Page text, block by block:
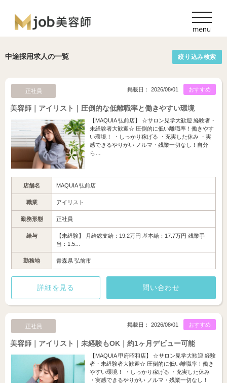
中途採用求人の一覧 絞り込み検索
正社員 おすすめ
掲載日： 2026/08/01
美容師｜アイリスト｜圧倒的な低離職率と働きやすい環境
【MAQUIA 弘前店】 ☆サロン見学大歓迎 経験者・
未経験者大歓迎☆ 圧倒的に低い離職率！働きやす
い環境！ ・しっかり稼げる ・充実した休み ・実
感できるやりがい ノルマ・残業一切なし！自分
ら…
店舗名 MAQUIA 弘前店
職業 アイリスト
勤務形態 正社員
給与
【未経験】 月給総支給：19.2万円 基本給：17.7万円 残業手
当：1.5…
勤務地 青森県 弘前市
詳細を見る 問い合わせ
正社員 おすすめ
掲載日： 2026/08/01
美容師｜アイリスト｜未経験もOK｜約1ヶ月デビュー可能
【MAQUIA 甲府昭和店】 ☆サロン見学大歓迎 経験
者・未経験者大歓迎☆ 圧倒的に低い離職率！働き
やすい環境！ ・しっかり稼げる ・充実した休み
・実感できるやりがい ノルマ・残業一切なし！